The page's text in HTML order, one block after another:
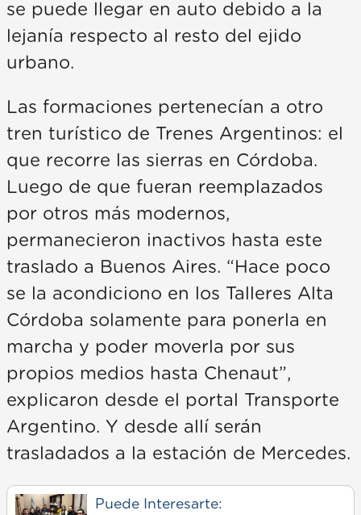
se puede llegar en auto debido a la
lejanía respecto al resto del ejido
urbano.
Las formaciones pertenecían a otro
tren turístico de Trenes Argentinos: el
que recorre las sierras en Córdoba.
Luego de que fueran reemplazados
por otros más modernos,
permanecieron inactivos hasta este
traslado a Buenos Aires. “Hace poco
se la acondiciono en los Talleres Alta
Córdoba solamente para ponerla en
marcha y poder moverla por sus
propios medios hasta Chenaut”,
explicaron desde el portal Transporte
Argentino. Y desde allí serán
trasladados a la estación de Mercedes.
Puede Interesarte: